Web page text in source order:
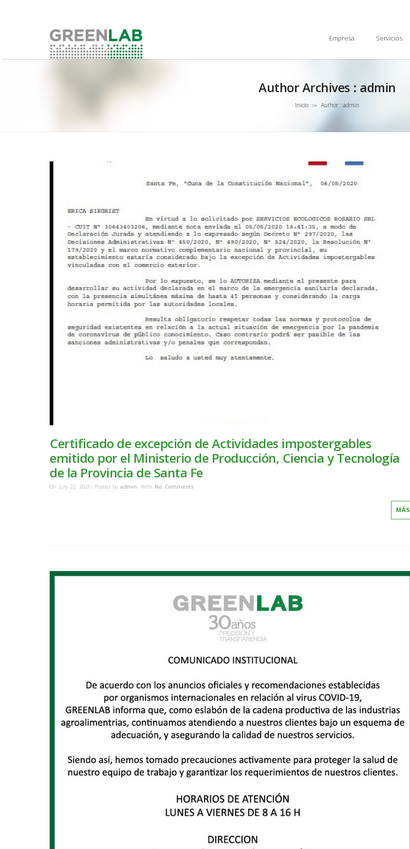
Empresa Servicios
Author Archives : admin
Inicio >> Author : admin
Certificado de excepción de Actividades impostergables
emitido por el Ministerio de Producción, Ciencia y Tecnología
de la Provincia de Santa Fe
On July 22, 2020 , Posted by admin , With No Comments
MÁS